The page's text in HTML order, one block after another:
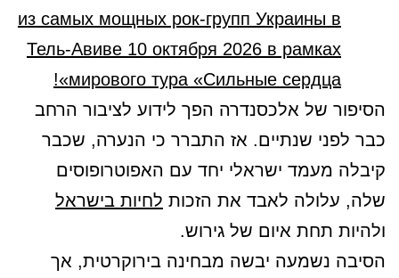
из самых мощных рок-групп Украины в
Тель-Авиве 10 октября 2026 в рамках
мирового тура «Сильные сердца»!
הסיפור של אלכסנדרה הפך לידוע לציבור הרחב
כבר לפני שנתיים. אז התברר כי הנערה, שכבר
קיבלה מעמד ישראלי יחד עם האפוטרופוסים
שלה, עלולה לאבד את הזכות לחיות בישראל
ולהיות תחת איום של גירוש.
הסיבה נשמעה יבשה מבחינה בירוקרטית, אך